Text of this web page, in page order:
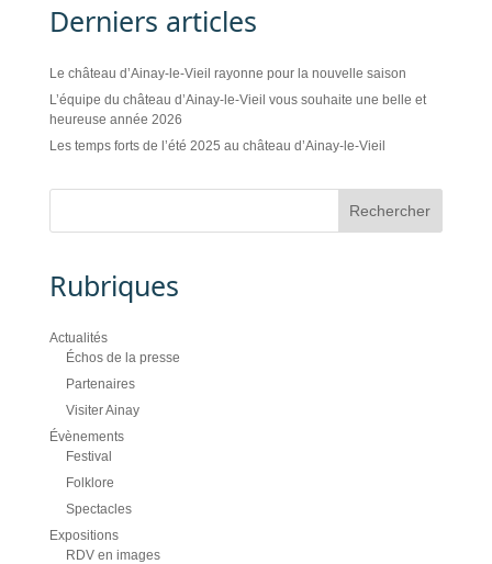
Derniers articles
Le château d’Ainay-le-Vieil rayonne pour la nouvelle saison
L’équipe du château d’Ainay-le-Vieil vous souhaite une belle et
heureuse année 2026
Les temps forts de l’été 2025 au château d’Ainay-le-Vieil
Rubriques
Actualités
Échos de la presse
Partenaires
Visiter Ainay
Évènements
Festival
Folklore
Spectacles
Expositions
RDV en images